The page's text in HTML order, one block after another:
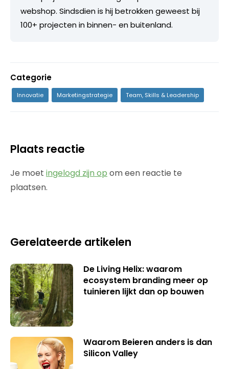
webshop. Sindsdien is hij betrokken geweest bij
100+ projecten in binnen- en buitenland.
Categorie
Innovatie Marketingstrategie Team, Skills & Leadership
Plaats reactie
Je moet ingelogd zijn op om een reactie te
plaatsen.
Gerelateerde artikelen
De Living Helix: waarom
ecosystem branding meer op
tuinieren lijkt dan op bouwen
Waarom Beieren anders is dan
Silicon Valley